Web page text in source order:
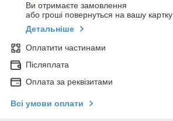
Ви отримаєте замовлення
або гроші повернуться на вашу картку
Детальніше
Оплатити частинами
Післяплата
Оплата за реквізитами
Всі умови оплати